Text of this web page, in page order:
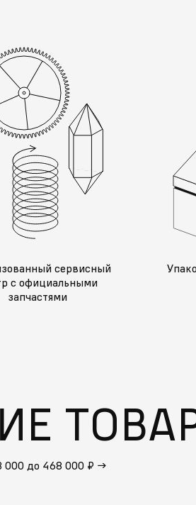
сервисный
с официальными
запчастями
000 до 468 000 ₽ →